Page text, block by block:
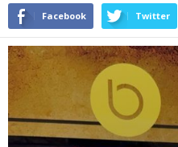
Facebook Twitter